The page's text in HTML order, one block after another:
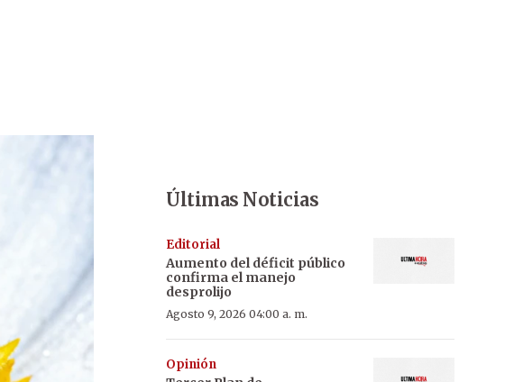
Últimas Noticias
Editorial
Aumento del déficit público
confirma el manejo
desprolijo
Agosto 9, 2026 04:00 a. m.
Opinión